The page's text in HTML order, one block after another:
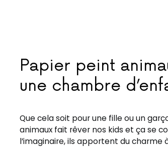
Papier peint
une chambre
Que cela soit pour une fille ou un
animaux fait rêver nos kids et ça se
l’imaginaire, ils apportent du charme